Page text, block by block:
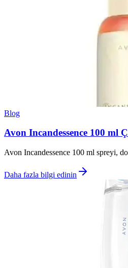
Blog
Avon Incandessence 100 ml
Avon Incandessence 100 ml spreyi,
Daha fazla bilgi edinin